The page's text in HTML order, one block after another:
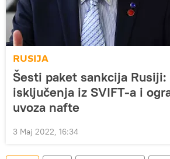
RUSIJA
Šesti paket sankcija Rusiji:
isključenja iz SVIFT-a i
uvoza nafte
3 Maj 2022, 16:34